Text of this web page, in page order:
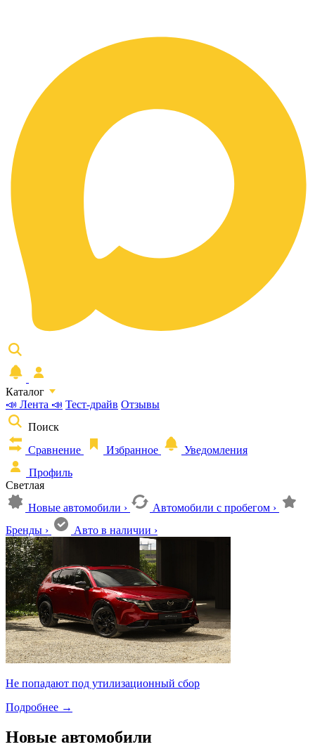
Каталог
📣 Лента 📣 Тест-драйв Отзывы
Поиск
Сравнение
Избранное
Уведомления
Профиль
Светлая
Новые автомобили › Автомобили с пробегом ›
Бренды › Авто в наличии ›
Не попадают под утилизационный сбор
Подробнее →
Новые автомобили